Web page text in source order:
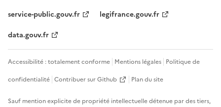
service-public.gouv.fr
legifrance.gouv.fr
data.gouv.fr
Accessibilité : totalement conforme Mentions légales Politique de
confidentialité Contribuer sur Github Plan du site
Sauf mention explicite de propriété intellectuelle détenue par des tiers,